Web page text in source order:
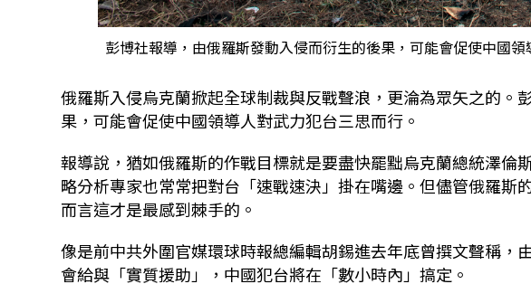
彭博社報導，由俄羅斯發動入侵而衍生的後果，可能會促使中國
俄羅斯入侵烏克蘭掀起全球制裁與反戰聲浪，更淪為眾矢之的。
果，可能會促使中國領導人對武力犯台三思而行。
報導說，猶如俄羅斯的作戰目標就是要盡快罷黜烏克蘭總統澤
略分析專家也常常把對台「速戰速決」掛在嘴邊。但儘管俄羅斯
而言這才是最感到棘手的。
像是前中共外圍官媒環球時報總編輯胡錫進去年底曾撰文聲稱，
會給與「實質援助」，中國犯台將在「數小時內」搞定。